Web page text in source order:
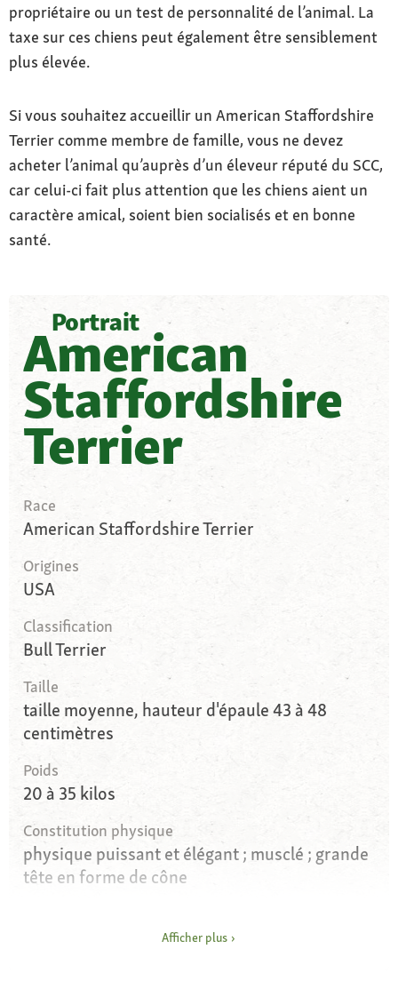
propriétaire ou un test de personnalité de l’animal. La
taxe sur ces chiens peut également être sensiblement
plus élevée.
Si vous souhaitez accueillir un American Staffordshire
Terrier comme membre de famille, vous ne devez
acheter l’animal qu’auprès d’un éleveur réputé du SCC,
car celui-ci fait plus attention que les chiens aient un
caractère amical, soient bien socialisés et en bonne
santé.
Portrait
American
Staffordshire
Terrier
Race
American Staffordshire Terrier
Origines
USA
Classification
Bull Terrier
Taille
taille moyenne, hauteur d'épaule 43 à 48
centimètres
Poids
20 à 35 kilos
Constitution physique
physique puissant et élégant ; musclé ; grande
tête en forme de cône
Afficher plus